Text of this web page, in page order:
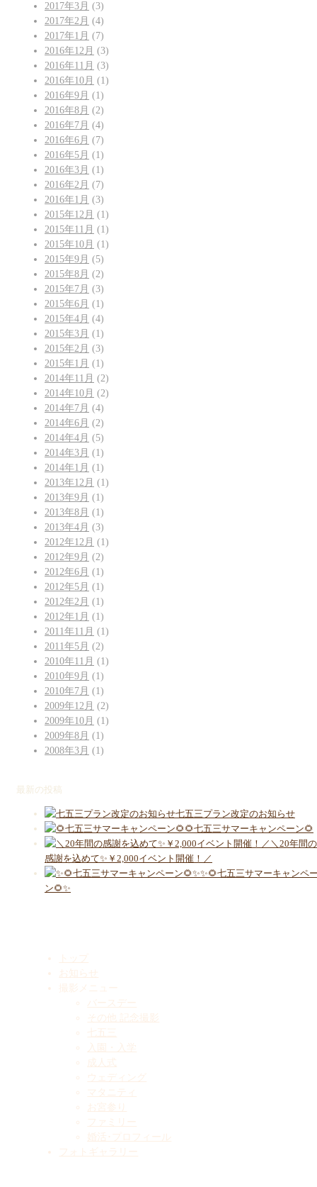
2017年3月 (3)
2017年2月 (4)
2017年1月 (7)
2016年12月 (3)
2016年11月 (3)
2016年10月 (1)
2016年9月 (1)
2016年8月 (2)
2016年7月 (4)
2016年6月 (7)
2016年5月 (1)
2016年3月 (1)
2016年2月 (7)
2016年1月 (3)
2015年12月 (1)
2015年11月 (1)
2015年10月 (1)
2015年9月 (5)
2015年8月 (2)
2015年7月 (3)
2015年6月 (1)
2015年4月 (4)
2015年3月 (1)
2015年2月 (3)
2015年1月 (1)
2014年11月 (2)
2014年10月 (2)
2014年7月 (4)
2014年6月 (2)
2014年4月 (5)
2014年3月 (1)
2014年1月 (1)
2013年12月 (1)
2013年9月 (1)
2013年8月 (1)
2013年4月 (3)
2012年12月 (1)
2012年9月 (2)
2012年6月 (1)
2012年5月 (1)
2012年2月 (1)
2012年1月 (1)
2011年11月 (1)
2011年5月 (2)
2010年11月 (1)
2010年9月 (1)
2010年7月 (1)
2009年12月 (2)
2009年10月 (1)
2009年8月 (1)
2008年3月 (1)
最新の投稿
七五三プラン改定のお知らせ
🌻七五三サマーキャンペーン🌻
＼20年間の
感謝を込めて✨￥2,000イベント開催！／
✨🌻七五三サマーキャンペ
ン🌻✨
トップ
お知らせ
撮影メニュー
バースデー
その他 記念撮影
七五三
入園・入学
成人式
ウェディング
マタニティ
お宮参り
ファミリー
婚活･プロフィール
フォトギャラリー